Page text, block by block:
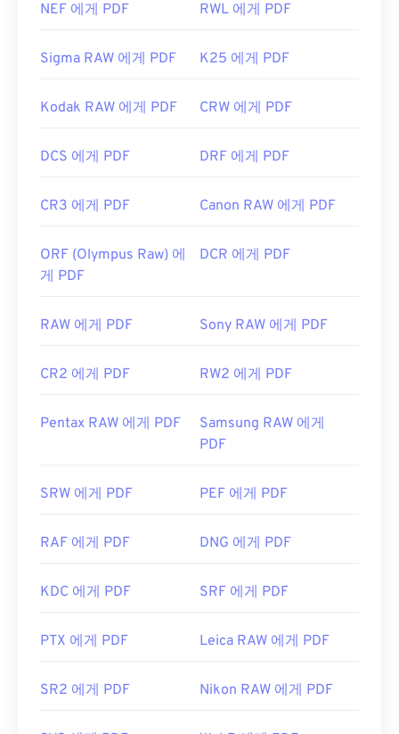
NEF 에게 PDF RWL 에게 PDF
Sigma RAW 에게 PDF K25 에게 PDF
Kodak RAW 에게 PDF CRW 에게 PDF
DCS 에게 PDF DRF 에게 PDF
CR3 에게 PDF Canon RAW 에게 PDF
ORF (Olympus Raw) 에
게 PDF
DCR 에게 PDF
RAW 에게 PDF Sony RAW 에게 PDF
CR2 에게 PDF RW2 에게 PDF
Pentax RAW 에게 PDF
Samsung RAW 에게
PDF
SRW 에게 PDF PEF 에게 PDF
RAF 에게 PDF DNG 에게 PDF
KDC 에게 PDF SRF 에게 PDF
PTX 에게 PDF Leica RAW 에게 PDF
SR2 에게 PDF Nikon RAW 에게 PDF